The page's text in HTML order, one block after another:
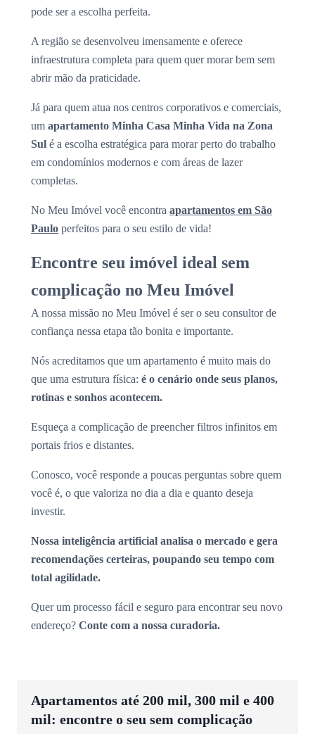
pode ser a escolha perfeita.
A região se desenvolveu imensamente e oferece
infraestrutura completa para quem quer morar bem sem
abrir mão da praticidade.
Já para quem atua nos centros corporativos e comerciais,
um apartamento Minha Casa Minha Vida na Zona
Sul é a escolha estratégica para morar perto do trabalho
em condomínios modernos e com áreas de lazer
completas.
No Meu Imóvel você encontra apartamentos em São
Paulo perfeitos para o seu estilo de vida!
Encontre seu imóvel ideal sem
complicação no Meu Imóvel
A nossa missão no Meu Imóvel é ser o seu consultor de
confiança nessa etapa tão bonita e importante.
Nós acreditamos que um apartamento é muito mais do
que uma estrutura física: é o cenário onde seus planos,
rotinas e sonhos acontecem.
Esqueça a complicação de preencher filtros infinitos em
portais frios e distantes.
Conosco, você responde a poucas perguntas sobre quem
você é, o que valoriza no dia a dia e quanto deseja
investir.
Nossa inteligência artificial analisa o mercado e gera
recomendações certeiras, poupando seu tempo com
total agilidade.
Quer um processo fácil e seguro para encontrar seu novo
endereço? Conte com a nossa curadoria.
Apartamentos até 200 mil, 300 mil e 400
mil: encontre o seu sem complicação